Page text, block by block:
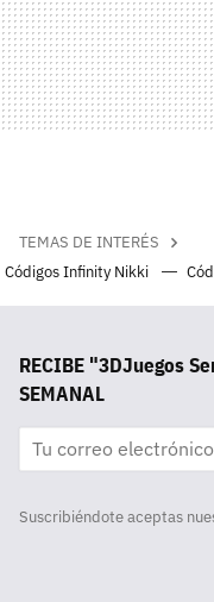
TEMAS DE INTERÉS
Códigos Infinity Nikki
RECIBE "3DJuegos
SEMANAL
Suscribiéndote aceptas